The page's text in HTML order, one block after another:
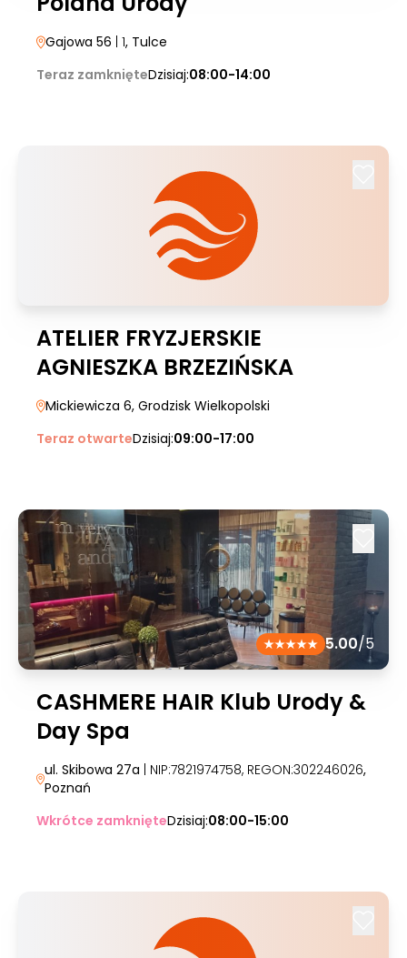
Gajowa 56 | 1, Tulce
Teraz zamknięteDzisiaj:08:00-14:00
ATELIER FRYZJERSKIE
AGNIESZKA BRZEZIŃSKA
Mickiewicza 6, Grodzisk Wielkopolski
Teraz otwarteDzisiaj:09:00-17:00
5.00/5
CASHMERE HAIR Klub Urody &
Day Spa
ul. Skibowa 27a | NIP:7821974758, REGON:302246026,
Poznań
Wkrótce zamknięteDzisiaj:08:00-15:00